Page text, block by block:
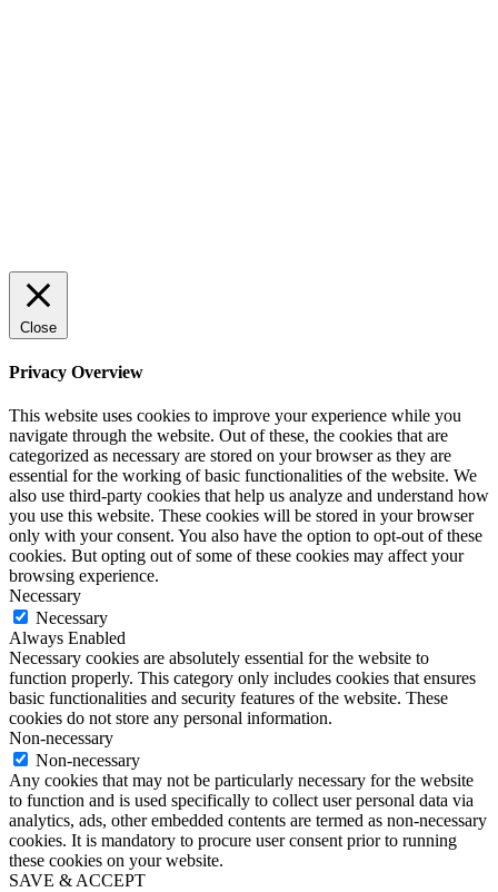
Close
Privacy Overview
This website uses cookies to improve your experience while you
navigate through the website. Out of these, the cookies that are
categorized as necessary are stored on your browser as they are
essential for the working of basic functionalities of the website. We
also use third-party cookies that help us analyze and understand how
you use this website. These cookies will be stored in your browser
only with your consent. You also have the option to opt-out of these
cookies. But opting out of some of these cookies may affect your
browsing experience.
Necessary
Necessary
Always Enabled
Necessary cookies are absolutely essential for the website to
function properly. This category only includes cookies that ensures
basic functionalities and security features of the website. These
cookies do not store any personal information.
Non-necessary
Non-necessary
Any cookies that may not be particularly necessary for the website
to function and is used specifically to collect user personal data via
analytics, ads, other embedded contents are termed as non-necessary
cookies. It is mandatory to procure user consent prior to running
these cookies on your website.
SAVE & ACCEPT